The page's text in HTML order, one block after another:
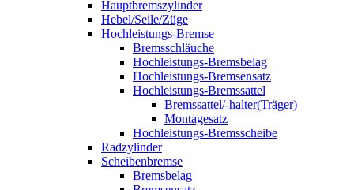
Hauptbremszylinder
Hebel/Seile/Züge
Hochleistungs-Bremse
Bremsschläuche
Hochleistungs-Bremsbelag
Hochleistungs-Bremsensatz
Hochleistungs-Bremssattel
Bremssattel/-halter(Träger)
Montagesatz
Hochleistungs-Bremsscheibe
Radzylinder
Scheibenbremse
Bremsbelag